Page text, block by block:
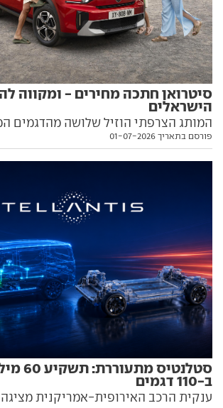
סיטרואן חתכה מחירים - ומקווה
הישראלים
המותג הצרפתי הוזיל שלושה מהדגמים
פורסם בתאריך 01-07-2026
סטלנטיס
ב-110 דגמים
ענקית הרכב האירופית-אמריקנית